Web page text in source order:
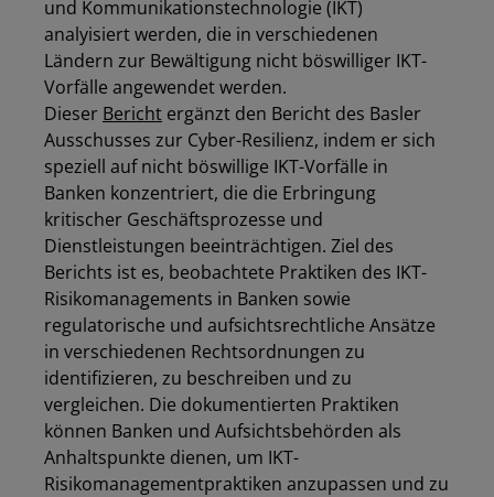
und Kommunikationstechnologie (IKT)
analyisiert werden, die in verschiedenen
Ländern zur Bewältigung nicht böswilliger IKT-
Vorfälle angewendet werden.
Dieser Bericht ergänzt den Bericht des Basler
Ausschusses zur Cyber-Resilienz, indem er sich
speziell auf nicht böswillige IKT-Vorfälle in
Banken konzentriert, die die Erbringung
kritischer Geschäftsprozesse und
Dienstleistungen beeinträchtigen. Ziel des
Berichts ist es, beobachtete Praktiken des IKT-
Risikomanagements in Banken sowie
regulatorische und aufsichtsrechtliche Ansätze
in verschiedenen Rechtsordnungen zu
identifizieren, zu beschreiben und zu
vergleichen. Die dokumentierten Praktiken
können Banken und Aufsichtsbehörden als
Anhaltspunkte dienen, um IKT-
Risikomanagementpraktiken anzupassen und zu